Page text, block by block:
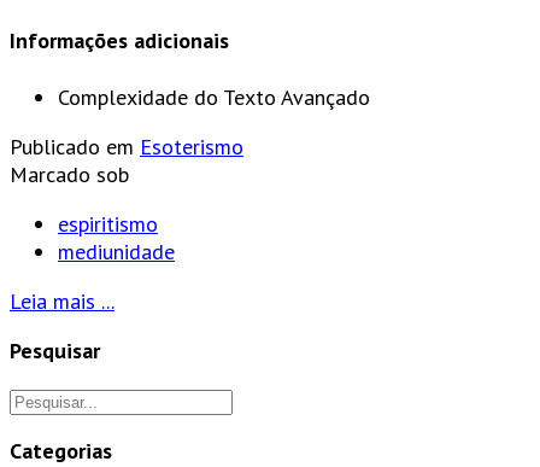
Informações adicionais
Complexidade do Texto Avançado
Publicado em Esoterismo
Marcado sob
espiritismo
mediunidade
Leia mais ...
Pesquisar
Categorias